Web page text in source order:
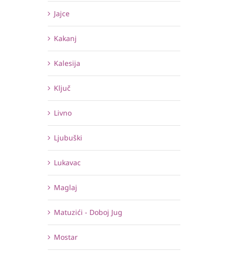
Jajce
Kakanj
Kalesija
Ključ
Livno
Ljubuški
Lukavac
Maglaj
Matuzići - Doboj Jug
Mostar